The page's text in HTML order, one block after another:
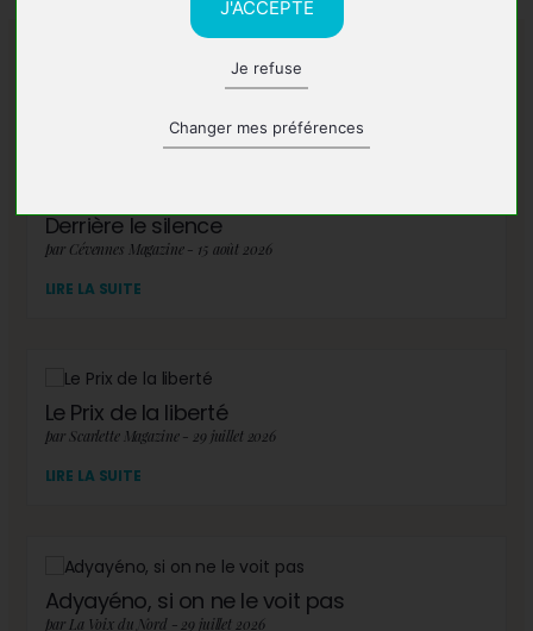
J'ACCEPTE
Je refuse
Changer mes préférences
A lire également
Derrière le silence
par Cévennes Magazine - 15 août 2026
LIRE LA SUITE
Le Prix de la liberté
par Scarlette Magazine - 29 juillet 2026
LIRE LA SUITE
Adyayéno, si on ne le voit pas
par La Voix du Nord - 29 juillet 2026